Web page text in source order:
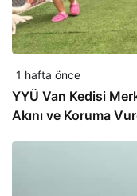
1 hafta önce
YYÜ Van Kedisi
Akını ve Koruma